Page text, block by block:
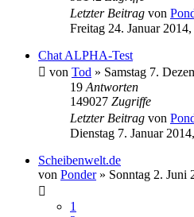
Letzter Beitrag von
Freitag 24. Januar
Chat ALPHA-Test
von Tod » Samstag 7.
19 Antworten
149027 Zugriffe
Letzter Beitrag von
Dienstag 7. Januar
Scheibenwelt.de
von Ponder» Sonntag 2. Juni
1